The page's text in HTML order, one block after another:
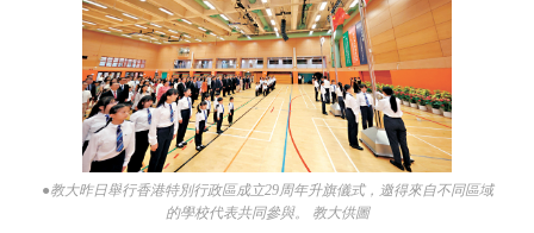
●教大昨日舉行香港特別行政區成立29周年升旗儀式，邀得來自不同區域
的學校代表共同參與。 教大供圖